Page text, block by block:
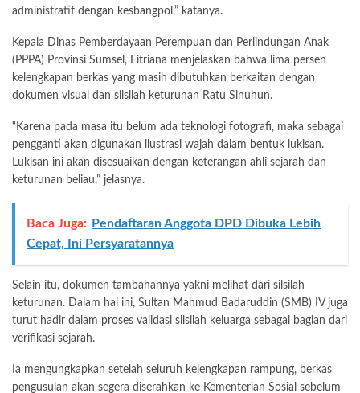
administratif dengan kesbangpol,” katanya.
Kepala Dinas Pemberdayaan Perempuan dan Perlindungan Anak
(PPPA) Provinsi Sumsel, Fitriana menjelaskan bahwa lima persen
kelengkapan berkas yang masih dibutuhkan berkaitan dengan
dokumen visual dan silsilah keturunan Ratu Sinuhun.
“Karena pada masa itu belum ada teknologi fotografi, maka sebagai
pengganti akan digunakan ilustrasi wajah dalam bentuk lukisan.
Lukisan ini akan disesuaikan dengan keterangan ahli sejarah dan
keturunan beliau,” jelasnya.
Baca Juga: Pendaftaran Anggota DPD Dibuka Lebih
Cepat, Ini Persyaratannya
Selain itu, dokumen tambahannya yakni melihat dari silsilah
keturunan. Dalam hal ini, Sultan Mahmud Badaruddin (SMB) IV juga
turut hadir dalam proses validasi silsilah keluarga sebagai bagian dari
verifikasi sejarah.
Ia mengungkapkan setelah seluruh kelengkapan rampung, berkas
pengusulan akan segera diserahkan ke Kementerian Sosial sebelum